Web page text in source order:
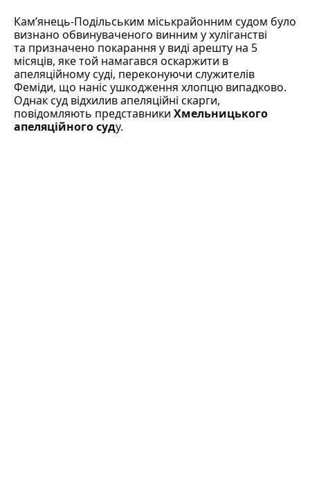
Кам’янець-Подільським міськрайонним судом було
визнано обвинуваченого винним у хуліганстві
та призначено покарання у виді арешту на 5
місяців, яке той намагався оскаржити в
апеляційному суді, переконуючи служителів
Феміди, що наніс ушкодження хлопцю випадково.
Однак суд відхилив апеляційні скарги,
повідомляють представники Хмельницького
апеляційного суду.